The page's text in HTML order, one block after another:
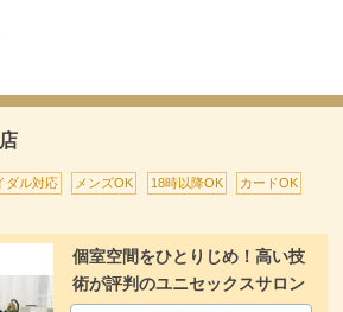
ダル対応 メンズOK 18時以降OK カードOK
個室空間をひとりじめ！高い技
術が評判のユニセックスサロン